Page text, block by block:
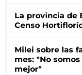
La provincia de
Censo
Milei sobre las
mes: "No
mejor"